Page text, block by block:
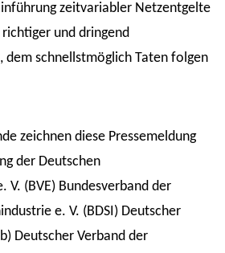
zeitvariabler Netzentgelte
und dringend
dem schnellstmöglich Taten folgen
zeichnen diese Pressemeldung
der Deutschen
V. (BVE) Bundesverband der
e. V. (BDSI) Deutscher
Deutscher Verband der